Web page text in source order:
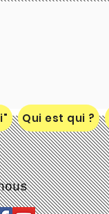
vous à notre liste de
Qui est qui ?